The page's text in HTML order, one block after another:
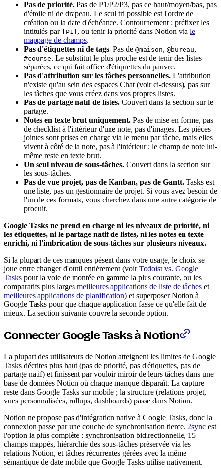
Pas de priorité. Pas de P1/P2/P3, pas de haut/moyen/bas, pas
d'étoile ni de drapeau. Le seul tri possible est l'ordre de
création ou la date d'échéance. Contournement : préfixer les
intitulés par
[P1] , ou tenir la priorité dans Notion via le
mappage de champs.
Pas d'étiquettes ni de tags. Pas de @maison, @bureau,
#course. Le substitut le plus proche est de tenir des listes
séparées, ce qui fait office d'étiquettes du pauvre.
Pas d'attribution sur les tâches personnelles. L'attribution
n'existe qu'au sein des espaces Chat (voir ci-dessus), pas sur
les tâches que vous créez dans vos propres listes.
Pas de partage natif de listes. Couvert dans la section sur le
partage.
Notes en texte brut uniquement. Pas de mise en forme, pas
de checklist à l'intérieur d'une note, pas d'images. Les pièces
jointes sont prises en charge via le menu par tâche, mais elles
vivent à côté de la note, pas à l'intérieur ; le champ de note lui-
même reste en texte brut.
Un seul niveau de sous-tâches. Couvert dans la section sur
les sous-tâches.
Pas de vue projet, pas de Kanban, pas de Gantt. Tasks est
une liste, pas un gestionnaire de projet. Si vous avez besoin de
l'un de ces formats, vous cherchez dans une autre catégorie de
produit.
Google Tasks ne prend en charge ni les niveaux de priorité, ni
les étiquettes, ni le partage natif de listes, ni les notes en texte
enrichi, ni l'imbrication de sous-tâches sur plusieurs niveaux.
Si la plupart de ces manques pèsent dans votre usage, le choix se
joue entre changer d'outil entièrement (voirTodoist vs. Google
Tasks pour la voie de montée en gamme la plus courante, ou les
comparatifs plus larges meilleures applications de liste de tâches et
meilleures applications de planification) et superposer Notion à
Google Tasks pour que chaque application fasse ce qu'elle fait de
mieux. La section suivante couvre la seconde option.
Connecter Google Tasks à Notion
La plupart des utilisateurs de Notion atteignent les limites de Google
Tasks décrites plus haut (pas de priorité, pas d'étiquettes, pas de
partage natif) et finissent par vouloir miroir de leurs tâches dans une
base de données Notion où chaque manque disparaît. La capture
reste dans Google Tasks sur mobile ; la structure (relations projet,
vues personnalisées, rollups, dashboards) passe dans Notion.
Notion ne propose pas d'intégration native à Google Tasks, donc la
connexion passe par une couche de synchronisation tierce. 2sync est
l'option la plus complète : synchronisation bidirectionnelle, 15
champs mappés, hiérarchie des sous-tâches préservée via les
relations Notion, et tâches récurrentes gérées avec la même
sémantique de date mobile que Google Tasks utilise nativement.